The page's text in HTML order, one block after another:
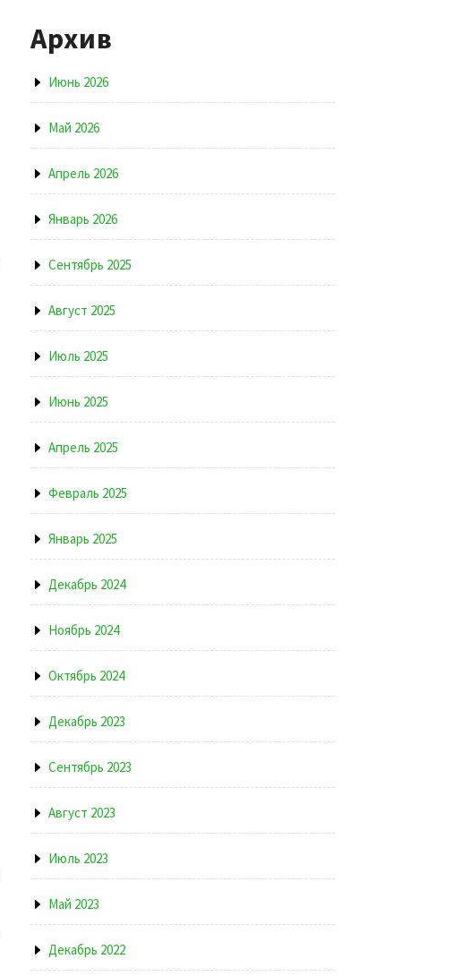
Архив
Июнь 2026
Май 2026
Апрель 2026
Январь 2026
Сентябрь 2025
Август 2025
Июль 2025
Июнь 2025
Апрель 2025
Февраль 2025
Январь 2025
Декабрь 2024
Ноябрь 2024
Октябрь 2024
Декабрь 2023
Сентябрь 2023
Август 2023
Июль 2023
Май 2023
Декабрь 2022